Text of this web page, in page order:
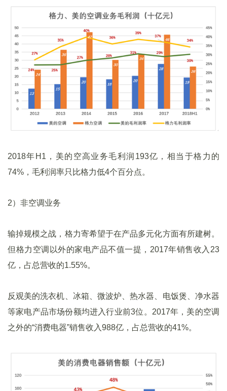
2018年H1，美的空高业务毛利润193亿，相当于格力的
74%，毛利润率只比格力低4个百分点。
2）非空调业务
输掉规模之战，格力寄希望于在产品多元化方面有所建树。
但格力空调以外的家电产品不值一提，2017年销售收入23
亿，占总营收的1.55%。
反观美的洗衣机、冰箱、微波炉、热水器、电饭煲、净水器
等家电产品市场份额均进入行业前3位。2017年，美的空调
之外的“消费电器”销售收入988亿，占总营收的41%。